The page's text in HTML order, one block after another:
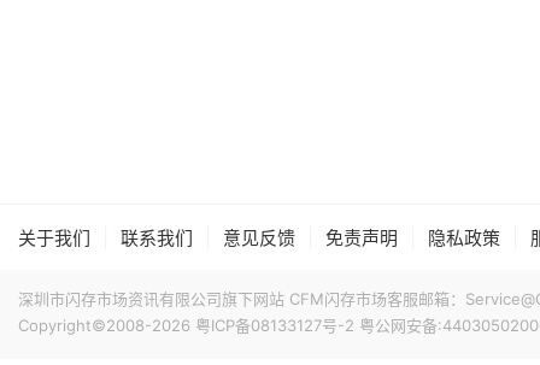
关于我们 联系我们 意见反馈 免责声明 隐私政策
深圳市闪存市场资讯有限公司旗下网站 CFM闪存市场客服邮箱：
Copyright©2008-2026 粤ICP备08133127号-2 粤公网安备